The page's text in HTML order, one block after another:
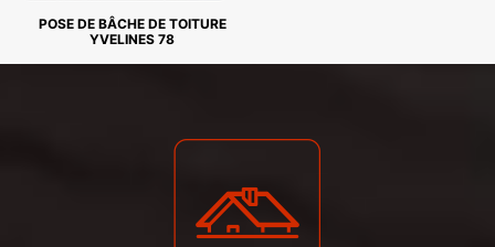
POSE DE BÂCHE DE TOITURE
YVELINES 78